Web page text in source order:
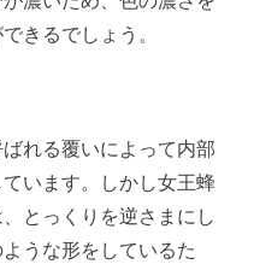
きるでしょう。
れる覆いによって内部
います。しかし女王蜂
とっくりを逆さまにし
うな形をしているた